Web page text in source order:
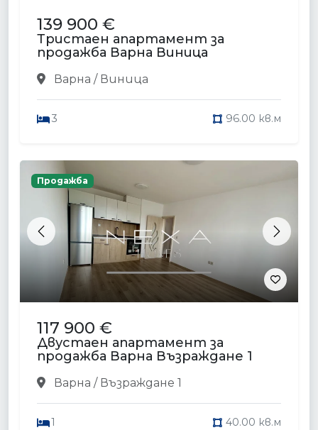
139 900 €
Тристаен апартамент за
продажба Варна Виница
Варна / Виница
3 96.00 кв.м
Previous Next
Продажба
117 900 €
Двустаен апартамент за
продажба Варна Възраждане 1
Варна / Възраждане 1
1 40.00 кв.м